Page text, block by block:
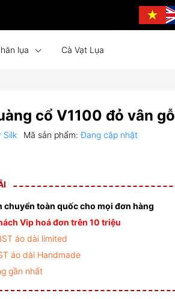
lụa Cà Vạt Lụa
cổ V1100 đỏ vân gỗ
Silk Mã sản phẩm:Đang cập nhật
chuyển toàn quốc cho mọi đơn hàng
Vip hoá đơn trên 10 triệu
áo dài limited
áo dài Handmade
gần nhất